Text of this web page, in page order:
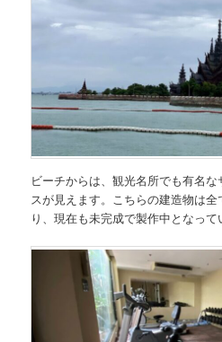
ビーチからは、観光名所でも有名
スが見えます。こちらの建造物は
り、現在も未完成で製作中となって